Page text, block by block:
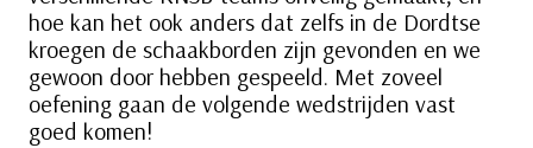
hoe kan het ook anders dat zelfs in de Dordtse
kroegen de schaakborden zijn gevonden en we
gewoon door hebben gespeeld. Met zoveel
oefening gaan de volgende wedstrijden vast
goed komen!